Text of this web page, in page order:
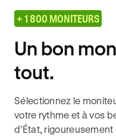
+ 1 800 MONITEURS
Un bon
tout.
Sélectionnez le
votre rythme et à vos
d’État,